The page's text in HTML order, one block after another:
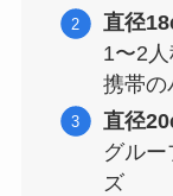
直径
1〜2
携帯の
直径
グル
ズ